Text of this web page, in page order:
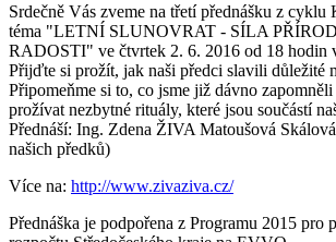
Srdečně Vás zveme na třetí přednášku z
téma "LETNÍ SLUNOVRAT - SÍLA
RADOSTI" ve čtvrtek 2. 6. 2016 od 18 hodin
Přijďte si prožít, jak naši předci slavili důležité
Připomeňme si to, co jsme již dávno zapomněli
prožívat nezbytné rituály, které jsou součástí
Přednáší: Ing. Zdena ŽIVA Matoušová
našich předků)
Více na: http://www.zivaziva.cz/
Přednáška je podpořena z Programu 2015 pro